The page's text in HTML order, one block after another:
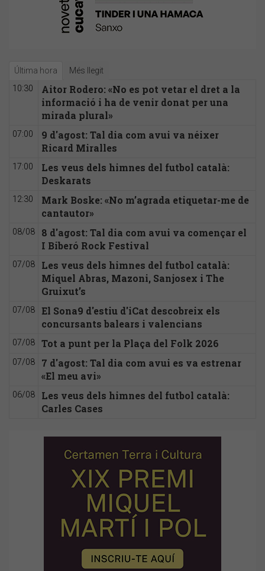
Última hora Més llegit
10:30
Aitor Rodero: «No es pot vetar el dret a la
informació i ha de venir donat per una
mirada plural»
07:00
9 d'agost: Tal dia com avui va néixer
Ricard Miralles
17:00
Les veus dels himnes del futbol català:
Deskarats
12:30
Mark Boske: «No m’agrada etiquetar-me de
cantautor»
08/08
8 d'agost: Tal dia com avui va començar el
I Biberó Rock Festival
07/08
Les veus dels himnes del futbol català:
Miquel Abras, Mazoni, Sanjosex i The
Gruixut’s
07/08
El Sona9 d'estiu d'iCat descobreix els
concursants balears i valencians
07/08 Tot a punt per la Plaça del Folk 2026
07/08
7 d'agost: Tal dia com avui es va estrenar
«El meu avi»
06/08
Les veus dels himnes del futbol català:
Carles Cases